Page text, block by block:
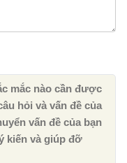
mắc nào cần được
hỏi và vấn đề của
vấn đề của bạn
kiến ​​và giúp đỡ